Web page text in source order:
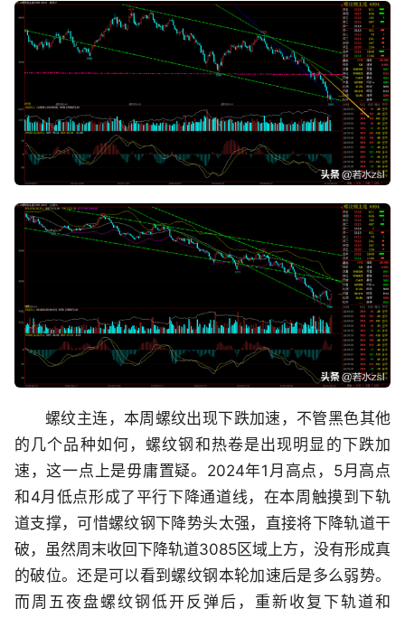
螺纹主连，本周螺纹出现下跌加速，不管黑色其他
的几个品种如何，螺纹钢和热卷是出现明显的下跌加
速，这一点上是毋庸置疑。2024年1月高点，5月高点
和4月低点形成了平行下降通道线，在本周触摸到下轨
道支撑，可惜螺纹钢下降势头太强，直接将下降轨道干
破，虽然周末收回下降轨道3085区域上方，没有形成真
的破位。还是可以看到螺纹钢本轮加速后是多么弱势。
而周五夜盘螺纹钢低开反弹后，重新收复下轨道和